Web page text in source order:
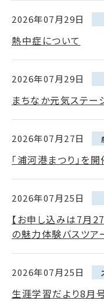
2026年07月29日
熱中症について
2026年07月29日
まちなか元気ステー
2026年07月27日
「浦河港まつり」を開
2026年07月25日
【お申し込みは7月
の魅力体験バスツア
2026年07月25日
生涯学習だより8月